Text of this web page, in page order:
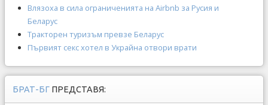
Влязоха в сила ограниченията на Airbnb за Русия и
Беларус
Тракторен туризъм превзе Беларус
Първият секс хотел в Украйна отвори врати
БРАТ-БГ ПРЕДСТАВЯ: